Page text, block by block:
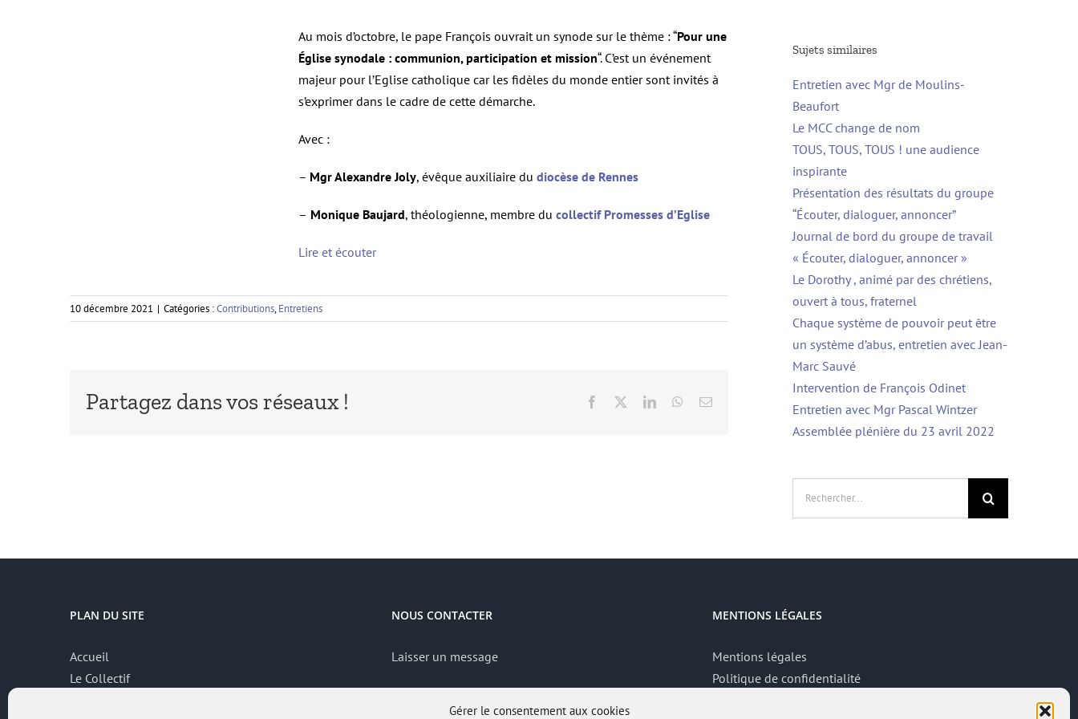
Gérer le consentement aux cookies
Au mois d’octobre, le pape François ouvrait un synode sur le thème : “Pour une
Église synodale : communion, participation et mission“. C’est un événement
majeur pour l’Eglise catholique car les fidèles du monde entier sont invités à
s’exprimer dans le cadre de cette démarche.
Avec :
– Mgr Alexandre Joly, évêque auxiliaire du diocèse de Rennes
– Monique Baujard, théologienne, membre du collectif Promesses d’Eglise
Lire et écouter
10 décembre 2021 | Catégories :Contributions,Entretiens
Partagez dans vos réseaux ! Facebook LinkedInWhatsApp
Email
Sujets similaires
Entretien avec Mgr de Moulins-
Beaufort
Le MCC change de nom
TOUS, TOUS, TOUS ! une audience
inspirante
Présentation des résultats du groupe
“Écouter, dialoguer, annoncer”
Journal de bord du groupe de travail
« Écouter, dialoguer, annoncer »
Le Dorothy , animé par des chrétiens,
ouvert à tous, fraternel
Chaque système de pouvoir peut être
un système d’abus, entretien avec Jean-
Marc Sauvé
Intervention de François Odinet
Entretien avec Mgr Pascal Wintzer
Assemblée plénière du 23 avril 2022
PLAN DU SITE
Accueil
Le Collectif
NOUS CONTACTER
Laisser un message
MENTIONS LÉGALES
Mentions légales
Politique de confidentialité